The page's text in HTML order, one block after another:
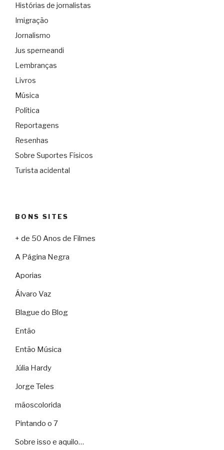
Histórias de jornalistas
Imigração
Jornalismo
Jus sperneandi
Lembranças
Livros
Música
Política
Reportagens
Resenhas
Sobre Suportes Físicos
Turista acidental
BONS SITES
+ de 50 Anos de Filmes
A Página Negra
Aporias
Álvaro Vaz
Blague do Blog
Então
Então Música
Júlia Hardy
Jorge Teles
mãoscolorida
Pintando o 7
Sobre isso e aquilo…